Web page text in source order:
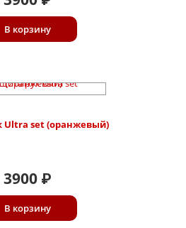
В корзину
Ultra set (оранжевый)
3900 ₽
В корзину